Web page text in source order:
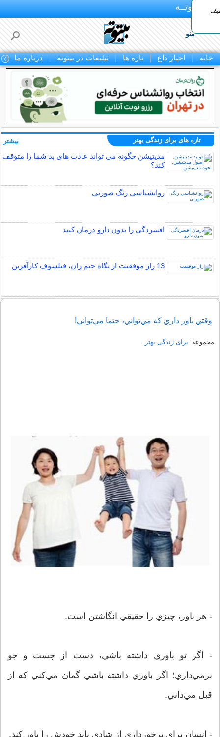
بـیتوتــه
منو
خانه اخبار داغ تازه ها تبلیغات در بیتوته درباره ما
50% تخفیف
تازه های برای زندگی بهتر
مدیتیشن چگونه می تواند عادت های بد شما را متوقف
کند؟
روانشناسی رنگ صورتی
افسردگی را بدون دارو درمان کنید
13 راز موفقیت از نگاه جیم ران، فیلسوف کارآفرین
بیشتر
وقتي باور داري که مي‌تواني، حتما مي‌تواني!
مجموعه: برای زندگی بهتر
- هر باور، چيزي را حقيقي انگاشتن است.
- اگر تو باوري داشته باشي، دست از جست و جو
برمي‌داري؛ اگر باوري داشته باشي گمان مي‌کني که از
قبل مي‌داني.
- انسان براي برخورداري از شادي بايد خودش را باور کند.